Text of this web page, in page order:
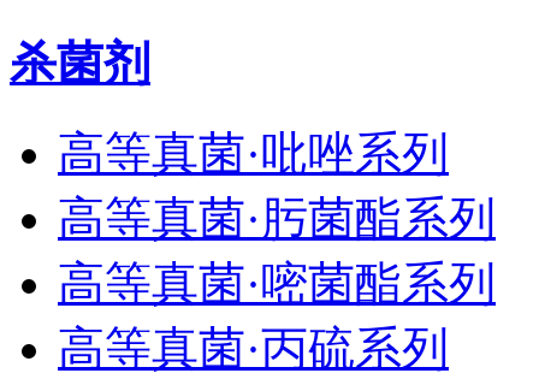
杀菌剂
高等真菌·吡唑系列
高等真菌·肟菌酯系列
高等真菌·嘧菌酯系列
高等真菌·丙硫系列